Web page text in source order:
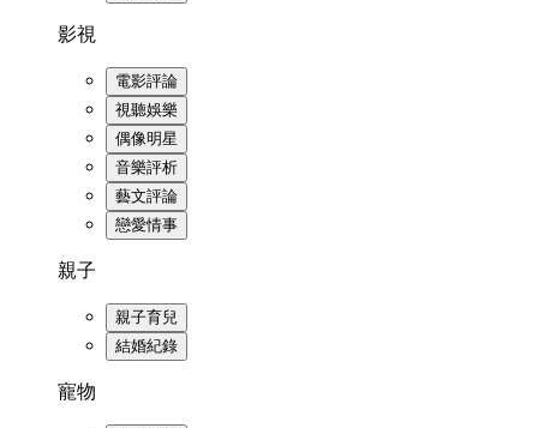
影視
電影評論
視聽娛樂
偶像明星
音樂評析
藝文評論
戀愛情事
親子
親子育兒
結婚紀錄
寵物